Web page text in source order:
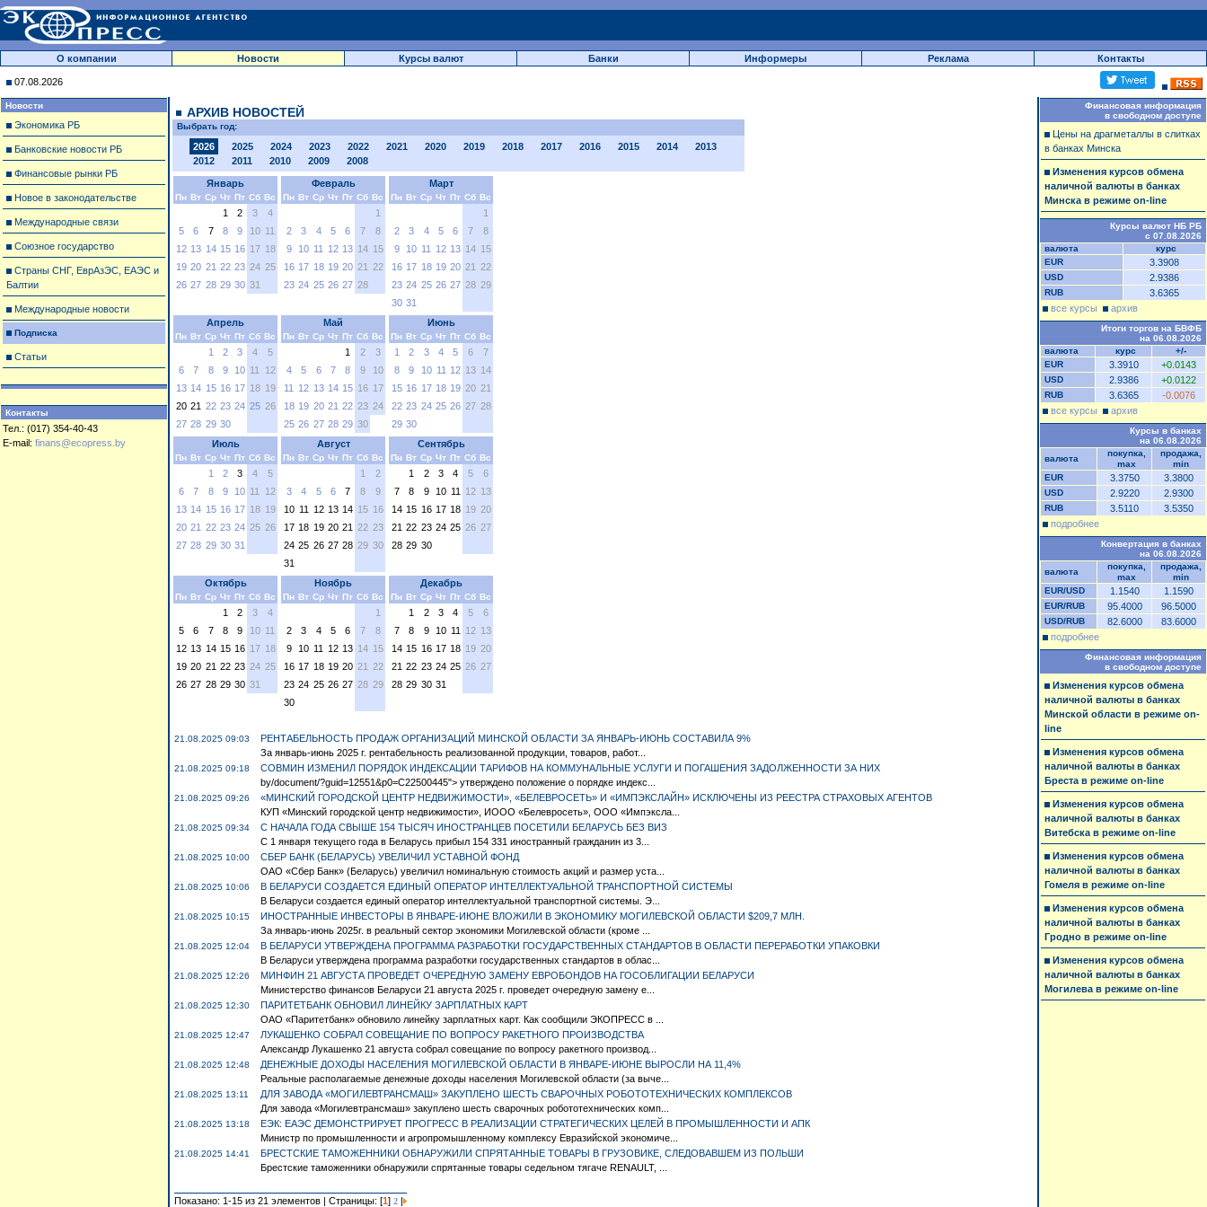
О компании Новости Курсы валют Банки Информеры Реклама Контакты
07.08.2026
Новости
Экономика РБ
Банковские новости РБ
Финансовые рынки РБ
Новое в законодательстве
Международные связи
Союзное государство
Страны СНГ, ЕврАзЭС, ЕАЭС и
Балтии
Международные новости
Подписка
Статьи
Контакты
Тел.: (017) 354-40-43
E-mail: finans@ecopress.by
АРХИВ НОВОСТЕЙ
Выбрать год:
2026 2025 2024 2023 2022 2021 2020 2019 2018 2017 2016 2015 2014
2013
2012
2011 2010 2009 2008
Январь
Пн Вт Ср Чт Пт Сб Вс
1 2 3
4
5
6 7 8 9 10 11
12 13 14 15 16 17 18
19 20 21 22 23 24 25
26 27 28 29 30 31
Февраль
Пн Вт Ср Чт Пт Сб Вс
1
2
3 4 5 6 7
8
9
10 11 12 13 14 15
16 17 18 19 20 21 22
23 24 25 26 27 28
Март
Пн Вт Ср Чт Пт Сб Вс
1
2
3 4 5 6 7
8
9
10 11 12 13 14 15
16 17 18 19 20 21 22
23 24 25 26 27 28 29
30 31
Апрель
Пн Вт Ср Чт Пт Сб Вс
1 2 3 4
5
6
7 8 9 10 11
12
13 14 15 16 17 18 19
20 21 22 23 24 25 26
27 28 29 30
Май
Пн Вт Ср Чт Пт Сб Вс
1 2
3
4
5 6 7 8 9
10
11
12 13 14 15 16 17
18 19 20 21 22 23 24
25 26 27 28 29 30
Июнь
Пн Вт Ср Чт Пт Сб Вс
1 2 3 4 5 6
7
8
9 10 11 12 13 14
15 16 17 18 19 20 21
22 23 24 25 26 27 28
29 30
Июль
Пн Вт Ср Чт Пт Сб Вс
1 2 3 4
5
6
7 8 9 10 11
12
13 14 15 16 17 18 19
20 21 22 23 24 25 26
27 28 29 30 31
Август
Пн Вт Ср Чт Пт Сб Вс
1
2
3
4 5 6 7 8
9
10 11 12 13 14 15 16
17 18 19 20 21 22 23
24 25 26 27 28 29 30
31
Сентябрь
Пн Вт Ср Чт Пт Сб Вс
1 2 3 4 5
6
7
8 9 10 11 12 13
14 15 16 17 18 19 20
21 22 23 24 25 26 27
28 29 30
Октябрь
Пн Вт Ср Чт Пт Сб Вс
1 2 3
4
5
6 7 8 9 10 11
12 13 14 15 16 17 18
19 20 21 22 23 24 25
26 27 28 29 30 31
Ноябрь
Пн Вт Ср Чт Пт Сб Вс
1
2
3 4 5 6 7
8
9
10 11 12 13 14 15
16 17 18 19 20 21 22
23 24 25 26 27 28 29
30
Декабрь
Пн Вт Ср Чт Пт Сб Вс
1 2 3 4 5
6
7
8 9 10 11 12 13
14 15 16 17 18 19 20
21 22 23 24 25 26 27
28 29 30 31
21.08.2025 09:03
РЕНТАБЕЛЬНОСТЬ ПРОДАЖ ОРГАНИЗАЦИЙ МИНСКОЙ ОБЛАСТИ ЗА ЯНВАРЬ-ИЮНЬ СОСТАВИЛА 9%
За январь-июнь 2025 г. рентабельность реализованной продукции, товаров, работ...
21.08.2025 09:18
СОВМИН ИЗМЕНИЛ ПОРЯДОК ИНДЕКСАЦИИ ТАРИФОВ НА КОММУНАЛЬНЫЕ УСЛУГИ И ПОГАШЕНИЯ ЗАДОЛЖЕННОСТИ ЗА НИХ
by/document/?guid=12551&p0=C22500445"> утверждено положение о порядке индекс...
21.08.2025 09:26
«МИНСКИЙ ГОРОДСКОЙ ЦЕНТР НЕДВИЖИМОСТИ», «БЕЛЕВРОСЕТЬ» И «ИМПЭКСЛАЙН» ИСКЛЮЧЕНЫ ИЗ РЕЕСТРА СТРАХОВЫХ АГЕНТОВ
КУП «Минский городской центр недвижимости», ИООО «Белевросеть», ООО «Импэксла...
21.08.2025 09:34
С НАЧАЛА ГОДА СВЫШЕ 154 ТЫСЯЧ ИНОСТРАНЦЕВ ПОСЕТИЛИ БЕЛАРУСЬ БЕЗ ВИЗ
С 1 января текущего года в Беларусь прибыл 154 331 иностранный гражданин из 3...
21.08.2025 10:00
СБЕР БАНК (БЕЛАРУСЬ) УВЕЛИЧИЛ УСТАВНОЙ ФОНД
ОАО «Сбер Банк» (Беларусь) увеличил номинальную стоимость акций и размер уста...
21.08.2025 10:06
В БЕЛАРУСИ СОЗДАЕТСЯ ЕДИНЫЙ ОПЕРАТОР ИНТЕЛЛЕКТУАЛЬНОЙ ТРАНСПОРТНОЙ СИСТЕМЫ
В Беларуси создается единый оператор интеллектуальной транспортной системы. Э...
21.08.2025 10:15
ИНОСТРАННЫЕ ИНВЕСТОРЫ В ЯНВАРЕ-ИЮНЕ ВЛОЖИЛИ В ЭКОНОМИКУ МОГИЛЕВСКОЙ ОБЛАСТИ $209,7 МЛН.
За январь-июнь 2025г. в реальный сектор экономики Могилевской области (кроме ...
21.08.2025 12:04
В БЕЛАРУСИ УТВЕРЖДЕНА ПРОГРАММА РАЗРАБОТКИ ГОСУДАРСТВЕННЫХ СТАНДАРТОВ В ОБЛАСТИ ПЕРЕРАБОТКИ УПАКОВКИ
В Беларуси утверждена программа разработки государственных стандартов в облас...
21.08.2025 12:26
МИНФИН 21 АВГУСТА ПРОВЕДЕТ ОЧЕРЕДНУЮ ЗАМЕНУ ЕВРОБОНДОВ НА ГОСОБЛИГАЦИИ БЕЛАРУСИ
Министерство финансов Беларуси 21 августа 2025 г. проведет очередную замену е...
21.08.2025 12:30
ПАРИТЕТБАНК ОБНОВИЛ ЛИНЕЙКУ ЗАРПЛАТНЫХ КАРТ
ОАО «Паритетбанк» обновило линейку зарплатных карт. Как сообщили ЭКОПРЕСС в ...
21.08.2025 12:47
ЛУКАШЕНКО СОБРАЛ СОВЕЩАНИЕ ПО ВОПРОСУ РАКЕТНОГО ПРОИЗВОДСТВА
Александр Лукашенко 21 августа собрал совещание по вопросу ракетного производ...
21.08.2025 12:48
ДЕНЕЖНЫЕ ДОХОДЫ НАСЕЛЕНИЯ МОГИЛЕВСКОЙ ОБЛАСТИ В ЯНВАРЕ-ИЮНЕ ВЫРОСЛИ НА 11,4%
Реальные располагаемые денежные доходы населения Могилевской области (за выче...
21.08.2025 13:11
ДЛЯ ЗАВОДА «МОГИЛЕВТРАНСМАШ» ЗАКУПЛЕНО ШЕСТЬ СВАРОЧНЫХ РОБОТОТЕХНИЧЕСКИХ КОМПЛЕКСОВ
Для завода «Могилевтрансмаш» закуплено шесть сварочных робототехнических комп...
21.08.2025 13:18
ЕЭК: ЕАЭС ДЕМОНСТРИРУЕТ ПРОГРЕСС В РЕАЛИЗАЦИИ СТРАТЕГИЧЕСКИХ ЦЕЛЕЙ В ПРОМЫШЛЕННОСТИ И АПК
Министр по промышленности и агропромышленному комплексу Евразийской экономиче...
21.08.2025 14:41
БРЕСТСКИЕ ТАМОЖЕННИКИ ОБНАРУЖИЛИ СПРЯТАННЫЕ ТОВАРЫ В ГРУЗОВИКЕ, СЛЕДОВАВШЕМ ИЗ ПОЛЬШИ
Брестские таможенники обнаружили спрятанные товары седельном тягаче RENAULT, ...
Показано: 1-15 из 21 элементов | Страницы: [1] 2 |
Финансовая информация
в свободном доступе
Цены на драгметаллы в слитках
в банках Минска
Изменения курсов обмена
наличной валюты в банках
Минска в режиме on-line
Курсы валют НБ РБ
с 07.08.2026
валюта
курс
EUR
3.3908
USD 2.9386
RUB
3.6365
все курсы
архив
Итоги торгов на БВФБ
на 06.08.2026
валюта
курс
+/-
EUR
3.3910 +0.0143
USD 2.9386 +0.0122
RUB 3.6365
-0.0076
все курсы
архив
Курсы в банках
на 06.08.2026
валюта
покупка,
max
продажа,
min
EUR
3.3750 3.3800
USD 2.9220 2.9300
RUB 3.5110
3.5350
подробнее
Конвертация в банках
на 06.08.2026
валюта
покупка,
max
продажа,
min
EUR/USD
1.1540 1.1590
EUR/RUB 95.4000 96.5000
USD/RUB 82.6000
83.6000
подробнее
Финансовая информация
в свободном доступе
Изменения курсов обмена
наличной валюты в банках
Минской области в режиме on-
line
Изменения курсов обмена
наличной валюты в банках
Бреста в режиме on-line
Изменения курсов обмена
наличной валюты в банках
Витебска в режиме on-line
Изменения курсов обмена
наличной валюты в банках
Гомеля в режиме on-line
Изменения курсов обмена
наличной валюты в банках
Гродно в режиме on-line
Изменения курсов обмена
наличной валюты в банках
Могилева в режиме on-line